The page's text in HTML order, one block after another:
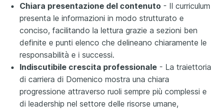
Chiara presentazione del contenuto - Il curriculum
presenta le informazioni in modo strutturato e
conciso, facilitando la lettura grazie a sezioni ben
definite e punti elenco che delineano chiaramente le
responsabilità e i successi.
Indiscutibile crescita professionale - La traiettoria
di carriera di Domenico mostra una chiara
progressione attraverso ruoli sempre più complessi e
di leadership nel settore delle risorse umane,